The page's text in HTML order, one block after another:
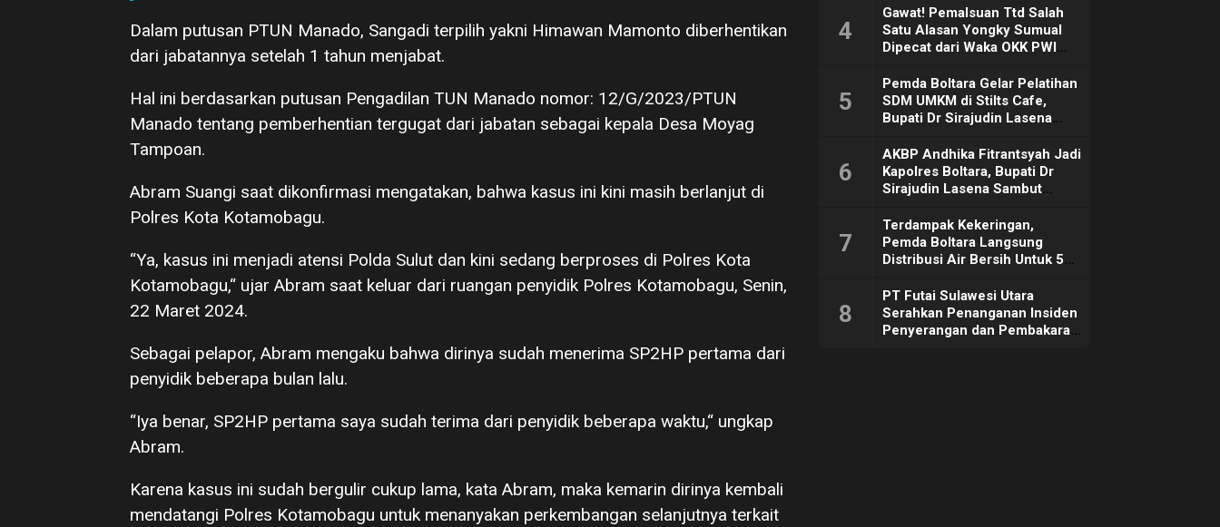
Dalam putusan PTUN Manado, Sangadi terpilih yakni Himawan Mamonto diberhentikan
dari jabatannya setelah 1 tahun menjabat.
Hal ini berdasarkan putusan Pengadilan TUN Manado nomor: 12/G/2023/PTUN
Manado tentang pemberhentian tergugat dari jabatan sebagai kepala Desa Moyag
Tampoan.
Abram Suangi saat dikonfirmasi mengatakan, bahwa kasus ini kini masih berlanjut di
Polres Kota Kotamobagu.
“Ya, kasus ini menjadi atensi Polda Sulut dan kini sedang berproses di Polres Kota
Kotamobagu,“ ujar Abram saat keluar dari ruangan penyidik Polres Kotamobagu, Senin,
22 Maret 2024.
Sebagai pelapor, Abram mengaku bahwa dirinya sudah menerima SP2HP pertama dari
penyidik beberapa bulan lalu.
“Iya benar, SP2HP pertama saya sudah terima dari penyidik beberapa waktu,“ ungkap
Abram.
Karena kasus ini sudah bergulir cukup lama, kata Abram, maka kemarin dirinya kembali
mendatangi Polres Kotamobagu untuk menanyakan perkembangan selanjutnya terkait
4
Gawat! Pemalsuan Ttd Salah
Satu Alasan Yongky Sumual
Dipecat dari Waka OKK PWI
5
Pemda Boltara Gelar Pelatihan
SDM UMKM di Stilts Cafe,
Bupati Dr Sirajudin Lasena
Dorong Ekonomi Daerah
6
AKBP Andhika Fitrantsyah Jadi
Kapolres Boltara, Bupati Dr
Sirajudin Lasena Sambut
7
Terdampak Kekeringan,
Pemda Boltara Langsung
Distribusi Air Bersih Untuk 50
8
PT Futai Sulawesi Utara
Serahkan Penanganan Insiden
Penyerangan dan Pembakaran